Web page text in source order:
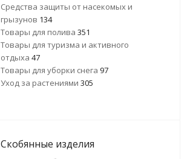
Средства защиты от насекомых и
грызунов 134
Товары для полива 351
Товары для туризма и активного
отдыха 47
Товары для уборки снега 97
Уход за растениями 305
Скобянные изделия